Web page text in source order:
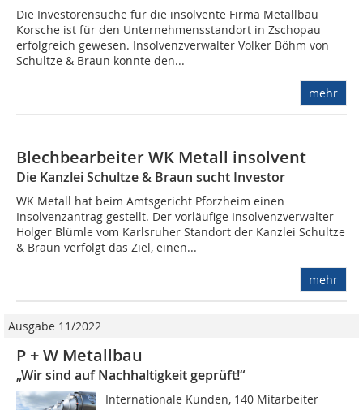
Die Investorensuche für die insolvente Firma Metallbau
Korsche ist für den Unternehmensstandort in Zschopau
erfolgreich gewesen. Insolvenzverwalter Volker Böhm von
Schultze & Braun konnte den...
mehr
Blechbearbeiter WK Metall insolvent
Die Kanzlei Schultze & Braun sucht Investor
WK Metall hat beim Amtsgericht Pforzheim einen
Insolvenzantrag gestellt. Der vorläufige Insolvenzverwalter
Holger Blümle vom Karlsruher Standort der Kanzlei Schultze
& Braun verfolgt das Ziel, einen...
mehr
Ausgabe 11/2022
P + W Metallbau
„Wir sind auf Nachhaltigkeit geprüft!“
Internationale Kunden, 140 Mitarbeiter 